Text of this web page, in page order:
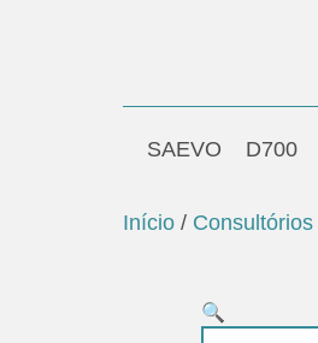
SAEVO D700
Início / Consultórios
🔍